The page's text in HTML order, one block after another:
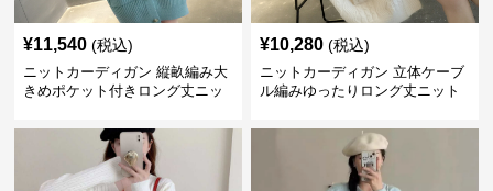
¥11,540 (税込)
ニットカーディガン 縦畝編み大
きめポケット付きロング丈ニッ
¥10,280 (税込)
ニットカーディガン 立体ケーブ
ル編みゆったりロング丈ニット